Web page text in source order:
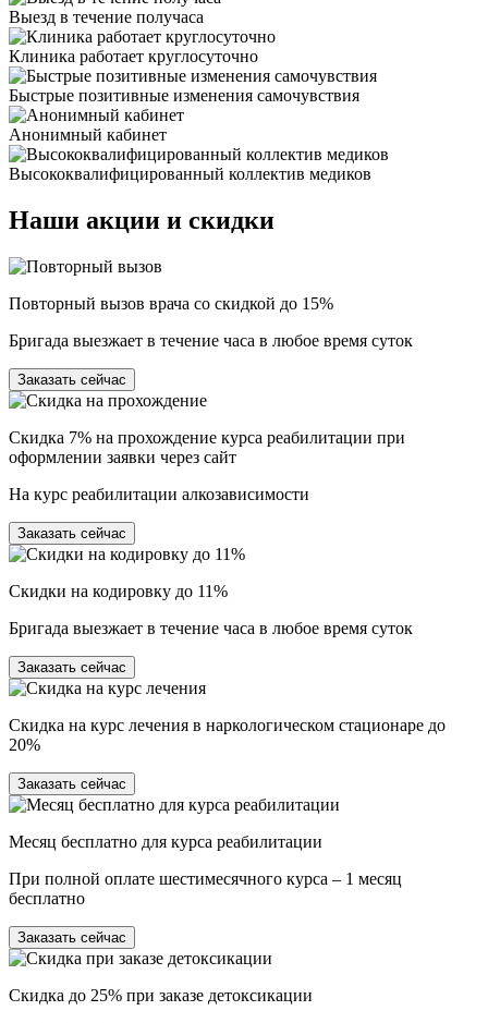
Выезд в течение получаса
Клиника работает круглосуточно
Быстрые позитивные изменения самочувствия
Анонимный кабинет
Высококвалифицированный коллектив медиков
Наши акции и скидки
Повторный вызов врача со скидкой до 15%
Бригада выезжает в течение часа в любое время суток
Заказать сейчас
Скидка 7% на прохождение курса реабилитации при
оформлении заявки через сайт
На курс реабилитации алкозависимости
Заказать сейчас
Скидки на кодировку до 11%
Бригада выезжает в течение часа в любое время суток
Заказать сейчас
Скидка на курс лечения в наркологическом стационаре до
20%
Заказать сейчас
Месяц бесплатно для курса реабилитации
При полной оплате шестимесячного курса – 1 месяц
бесплатно
Заказать сейчас
Скидка до 25% при заказе детоксикации